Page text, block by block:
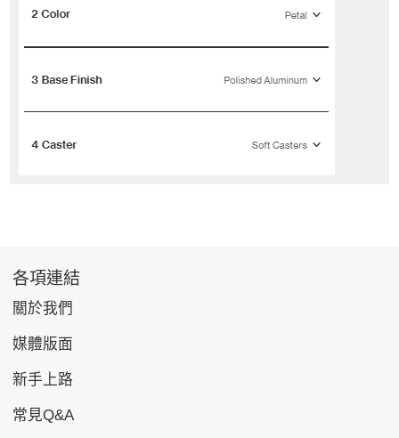
各項連結
關於我們
媒體版面
新手上路
常見Q&A